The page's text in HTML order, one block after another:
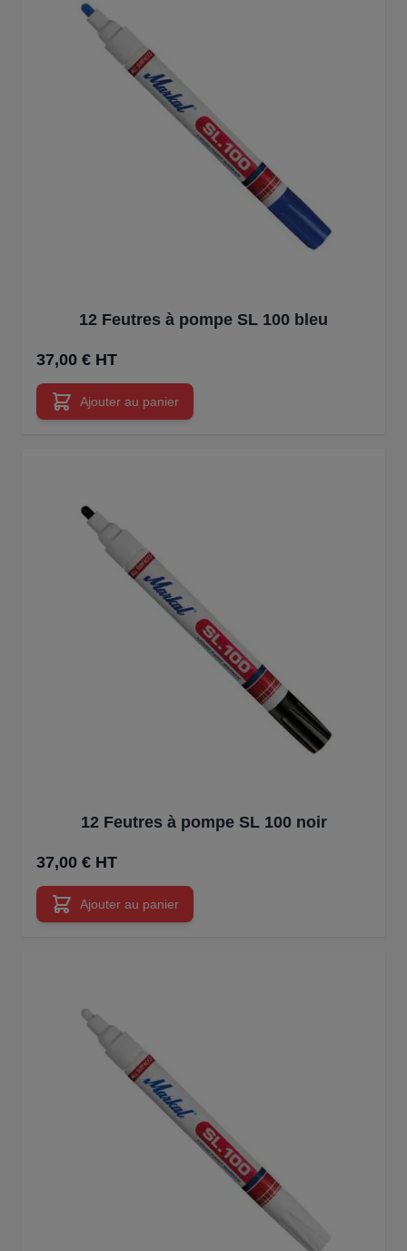
12 Feutres à pompe SL 100 bleu
37,00 € HT
Ajouter au panier
12 Feutres à pompe SL 100 noir
37,00 € HT
Ajouter au panier